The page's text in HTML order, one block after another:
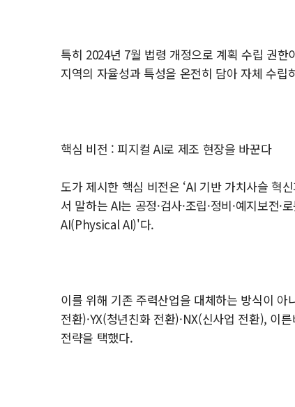
특히 2024년 7월 법령 개정으로 계획 수립 권
지역의 자율성과 특성을 온전히 담아 자체 수
핵심 비전 : 피지컬 AI로 제조 현장을 바꾼다
도가 제시한 핵심 비전은 ‘AI 기반 가치사슬 혁
서 말하는 AI는 공정·검사·조립·정비·예지보전
AI(Physical AI)'다.
이를 위해 기존 주력산업을 대체하는 방식이 아
전환)·YX(청년친화 전환)·NX(신사업 전환), 이
전략을 택했다.